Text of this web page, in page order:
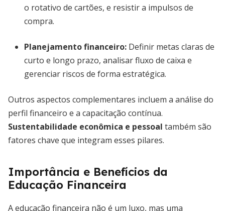
o rotativo de cartões, e resistir a impulsos de
compra.
Planejamento financeiro: Definir metas claras de
curto e longo prazo, analisar fluxo de caixa e
gerenciar riscos de forma estratégica.
Outros aspectos complementares incluem a análise do
perfil financeiro e a capacitação contínua.
Sustentabilidade econômica e pessoal também são
fatores chave que integram esses pilares.
Importância e Benefícios da
Educação Financeira
A educação financeira não é um luxo, mas uma